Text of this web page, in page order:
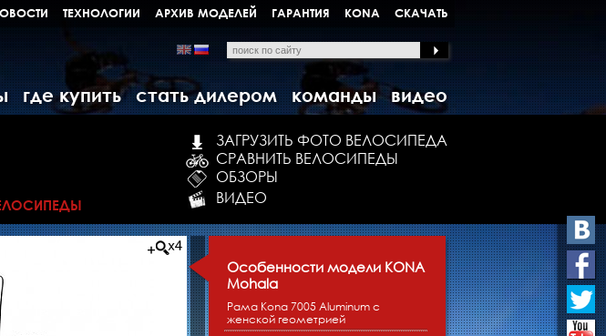
ТЕХНОЛОГИИ АРХИВ МОДЕЛЕЙ ГАРАНТИЯ KONA СКАЧАТЬ
где купить стать дилером команды видео
ЗАГРУЗИТЬ ФОТО ВЕЛОСИПЕДА
СРАВНИТЬ ВЕЛОСИПЕДЫ
ОБЗОРЫ
ВИДЕО
15",16",17"
РАМА
Kona Race Light 7005
ВИЛКА
RockShox XC 32 TK 100mm
РУЛЕВАЯ КОЛОНКА
FSA No.57B-1
Особенности модели KONA
Mohala
Рама Kona 7005 Aluminum с
женской геометрией